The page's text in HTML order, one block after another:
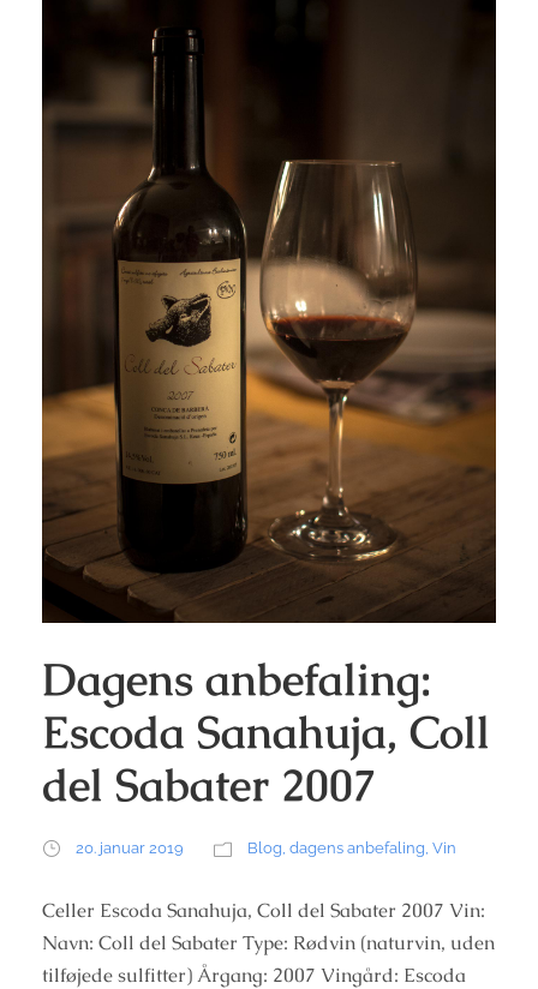
Dagens anbefaling:
Escoda Sanahuja, Coll
del Sabater 2007
20. januar 2019 Blog dagens anbefaling Vin
Celler Escoda Sanahuja, Coll del Sabater 2007 Vin:
Navn: Coll del Sabater Type: Rødvin (naturvin, uden
tilføjede sulfitter) Årgang: 2007 Vingård: Escoda